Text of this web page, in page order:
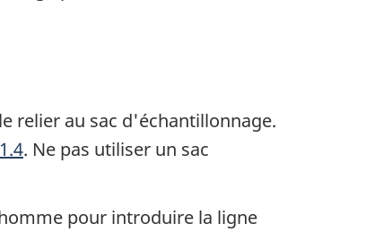
relier au sac d'échantillonnage.
. Ne pas utiliser un sac
pour introduire la ligne